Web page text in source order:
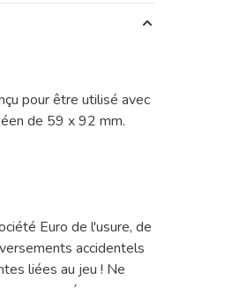
pour être utilisé avec
de 59 x 92 mm.
Euro de l'usure, de
accidentels
liées au jeu ! Ne